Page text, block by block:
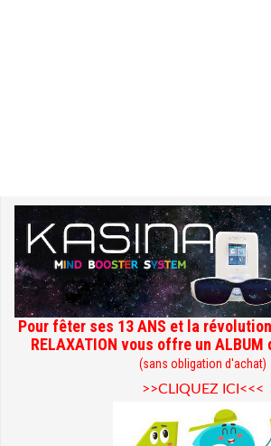
Pour fêter ses 13 ANS et la
RELAXATION vous offre un ALBUM
(sans obligation d'achat)
>>CLIQUEZ ICI<<<